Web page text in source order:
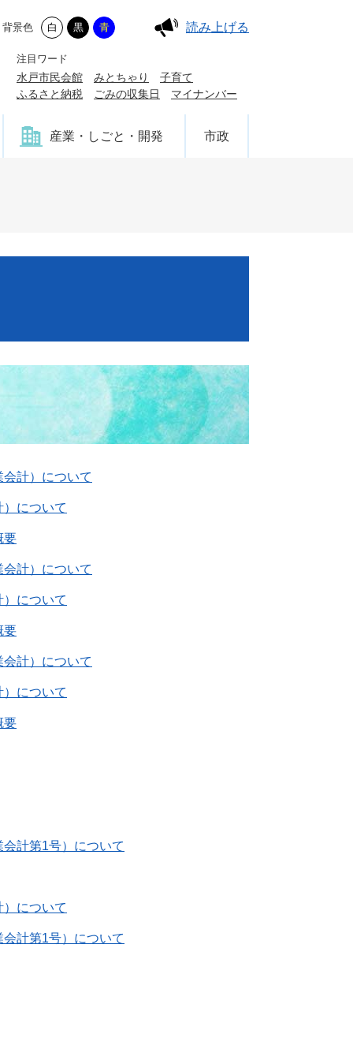
背景色 白 黒 青 読み上げる
注目ワード
水戸市民会館 みとちゃり
子育て
ふるさと納税
ごみの収集日 マイナンバー
産業・しごと・開発 市政
計）について
について
要
計）について
について
要
計）について
について
要
計第1号）について
について
計第1号）について